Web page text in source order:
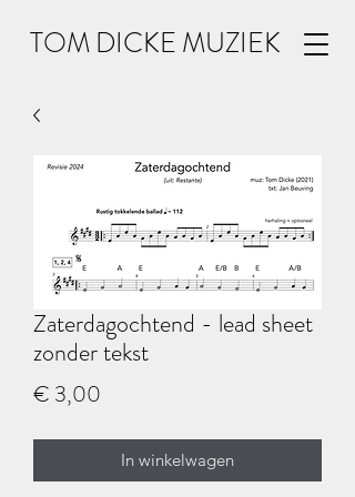
TOM DICKE MUZIEK
Zaterdagochtend - lead sheet
zonder tekst
€ 3,00
In winkelwagen